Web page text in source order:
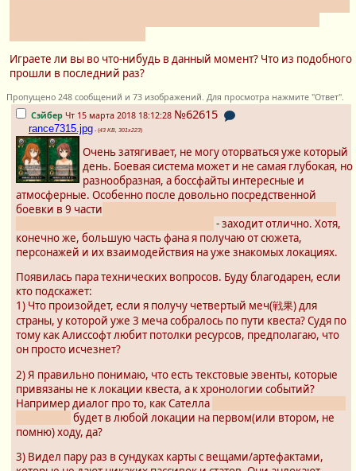
Играете ли вы во что-нибудь в данный момент? Что из подобного
прошли в последний раз?
Пропущено 248 сообщений и 73 изображений. Для просмотра нажмите "Ответ".
Сэйбер Чт 15 марта 2018 18:12:28 №62615
rance7315.jpg - (43 KB, 301x223)
Очень затягивает, не могу оторваться уже который
день. Боевая система может и не самая глубокая, но
разнообразная, а боссфайты интересные и
атмосферные. Особенно после довольно посредственной
боевки в 9 части
- заходит отлично. Хотя,
конечно же, большую часть фана я получаю от сюжета,
персонажей и их взаимодействия на уже знакомых локациях.
Появилась пара технических вопросов. Буду благодарен, если
кто подскажет:
1) Что произойдет, если я получу четвертый меч(戦果) для
страны, у которой уже 3 меча собралось по пути квеста? Судя по
тому как Алиссофт любит потолки ресурсов, предполагаю, что
он просто исчезнет?
2) Я правильно понимаю, что есть текстовые эвенты, которые
привязаны не к локации квеста, а к хронологии событий?
Например диалог про то, как Сателла
будет в любой локации на первом(или втором, не
помню) ходу, да?
3) Видел пару раз в сундуках карты с вещами/артефактами,